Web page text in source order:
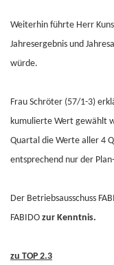
Weiterhin führte Herr
Jahresergebnis und
würde.
Frau Schröter (57/1-3)
kumulierte Wert gewählt
Quartal die Werte aller 4
entsprechend nur der
Der Betriebsausschuss
FABIDO zur Kenntnis.
zu TOP 2.3